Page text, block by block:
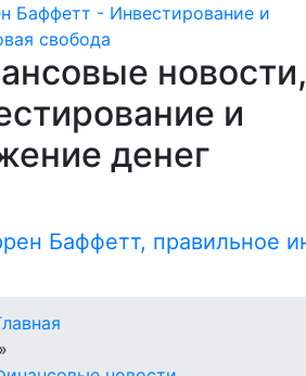
новости,
и
денег
»